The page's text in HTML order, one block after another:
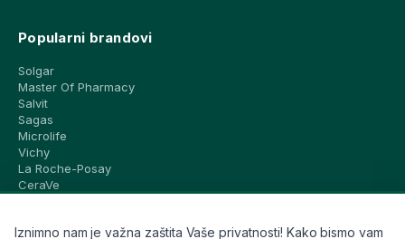
Popularni brandovi
Solgar
Master Of Pharmacy
Salvit
Sagas
Microlife
Vichy
La Roche-Posay
CeraVe
Bioderma
Iznimno nam je važna zaštita Vaše privatnosti! Kako bismo vam